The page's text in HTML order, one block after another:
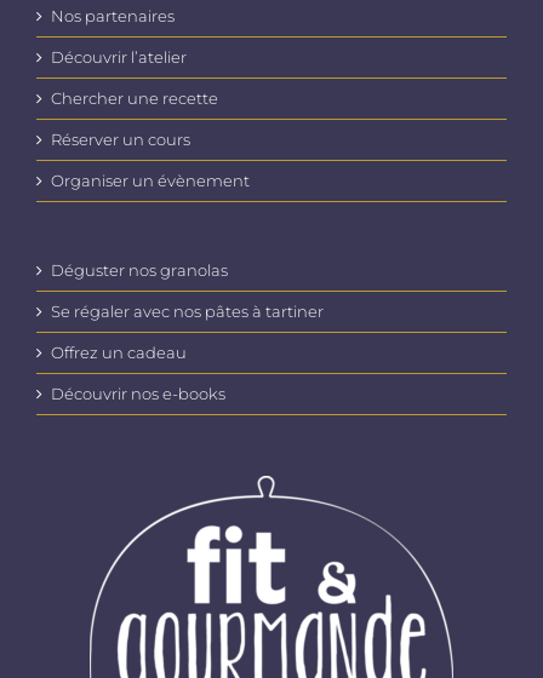
Nos partenaires
Découvrir l’atelier
Chercher une recette
Réserver un cours
Organiser un évènement
Déguster nos granolas
Se régaler avec nos pâtes à tartiner
Offrez un cadeau
Découvrir nos e-books